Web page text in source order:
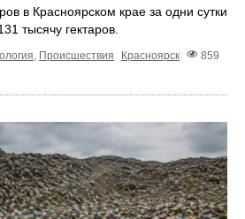
в Красноярском крае за одни сутки
тысячу гектаров.
Происшествия Красноярск
859